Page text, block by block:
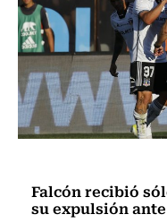
Falcón recibió
su expulsión